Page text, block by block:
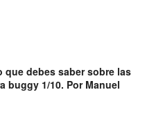
que debes saber sobre las
buggy 1/10. Por Manuel